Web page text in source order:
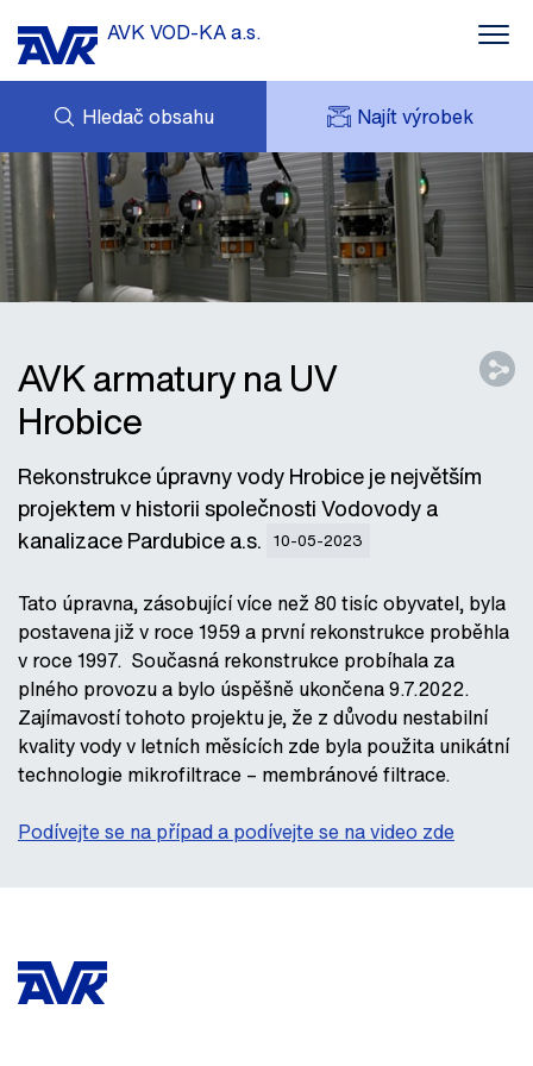
AVK VOD-KA a.s.
Hledač obsahu Najít výrobek
NOVINKY
KE STAŽENÍ
ZAJÍMAVÉ REFERENCE
KONTAKTY
POPTÁVKA
MOJE AVK
AVK HOLDING (GROUP)
ESHOP
AVK armatury na UV
Hrobice
Rekonstrukce úpravny vody Hrobice je největším
projektem v historii společnosti Vodovody a
kanalizace Pardubice a.s. 10-05-2023
Tato úpravna, zásobující více než 80 tisíc obyvatel, byla
postavena již v roce 1959 a první rekonstrukce proběhla
v roce 1997. Současná rekonstrukce probíhala za
plného provozu a bylo úspěšně ukončena 9.7.2022.
Zajímavostí tohoto projektu je, že z důvodu nestabilní
kvality vody v letních měsících zde byla použita unikátní
technologie mikrofiltrace – membránové filtrace.
Podívejte se na případ a podívejte se na video zde